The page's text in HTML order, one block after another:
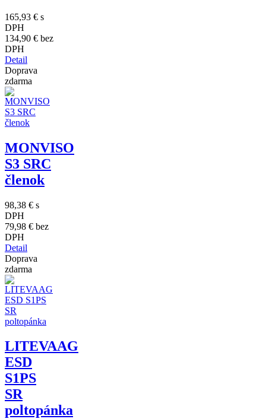
165,93 € s
DPH
134,90 € bez
DPH
Detail
Doprava
zdarma
MONVISO
S3 SRC
členok
98,38 € s
DPH
79,98 € bez
DPH
Detail
Doprava
zdarma
LITEVAAG
ESD
S1PS
SR
poltopánka